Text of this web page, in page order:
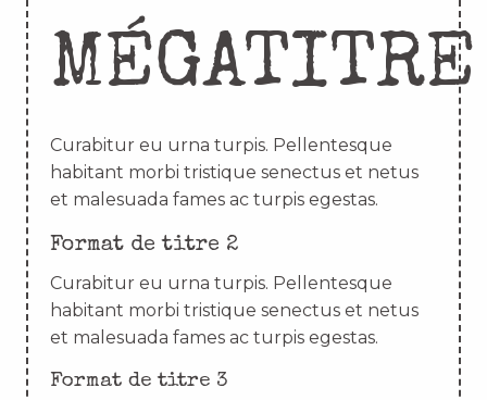
MÉGATITRE
Curabitur eu urna turpis. Pellentesque
habitant morbi tristique senectus et netus
et malesuada fames ac turpis egestas.
Format de titre 2
Curabitur eu urna turpis. Pellentesque
habitant morbi tristique senectus et netus
et malesuada fames ac turpis egestas.
Format de titre 3